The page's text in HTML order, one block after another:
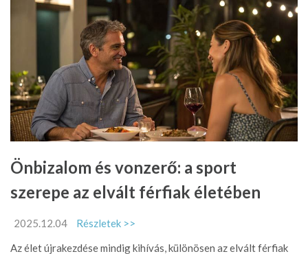
Önbizalom és vonzerő: a sport
szerepe az elvált férfiak életében
2025.12.04
Részletek >>
Az élet újrakezdése mindig kihívás, különösen az elvált férfiak